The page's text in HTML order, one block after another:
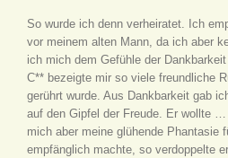
So wurde ich denn verheiratet. Ich
vor meinem alten Mann, da ich aber
ich mich dem Gefühle der
C** bezeigte mir so viele freundliche
gerührt wurde. Aus Dankbarkeit gab
auf den Gipfel der Freude. Er wollte
mich aber meine glühende Phantasie
empfänglich machte, so verdoppelte